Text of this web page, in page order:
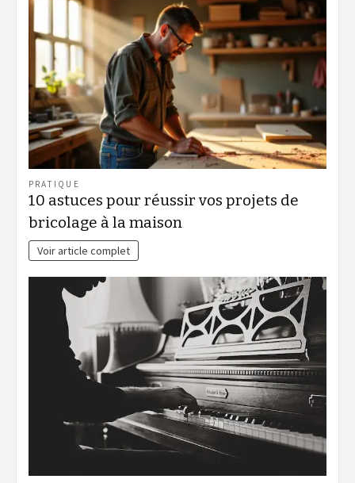
PRATIQUE
10 astuces pour réussir vos projets de
bricolage à la maison
Voir article complet